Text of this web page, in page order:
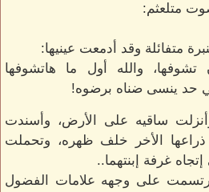
متلعثم:
متفائلة وقد أدمعت عينيها:
تشوفها، والله أول ما هاتشوفها
حد ينسى ضناه برضوه!
ساقيه على الأرض، وأسندت
الأخر خلف ظهره، وتحملت
غرفة إبنتهما..
على وجهه علامات الفضول